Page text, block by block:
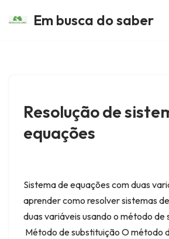
Em busca do saber
Resolução de
equações
Sistema de equações com duas
aprender como resolver sistemas
duas variáveis usando o método de
Método de substituição O método